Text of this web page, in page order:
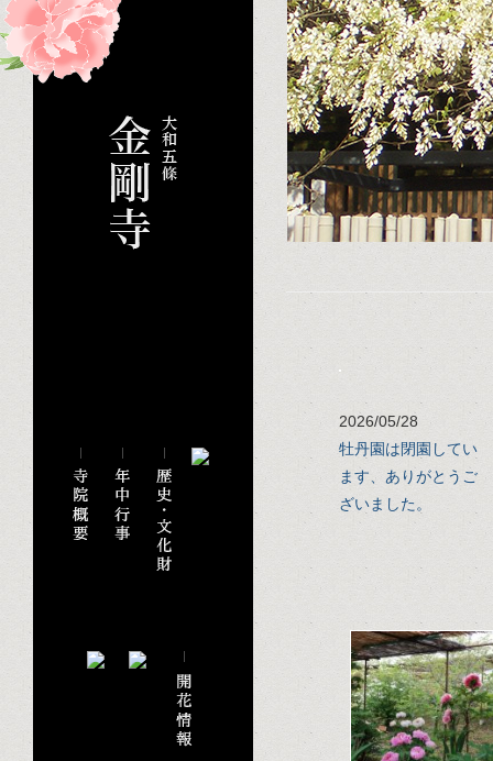
2026/05/28
牡丹園は閉園してい
ます、ありがとうご
ざいました。